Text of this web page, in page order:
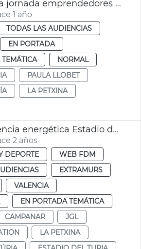
Visit València jornada emprendedores gastronomía
1 año
TODAS LAS AUDIENCIAS
EN PORTADA
NORMAL
PAULA LLOBET
LA PETXINA
Mejora eficiencia energética Estadio del Turia
2 años
DEPORTE
WEB FDM
EXTRAMURS
VALENCIA
EN PORTADA TEMÁTICA
CAMPANAR
JGL
LA PETXINA